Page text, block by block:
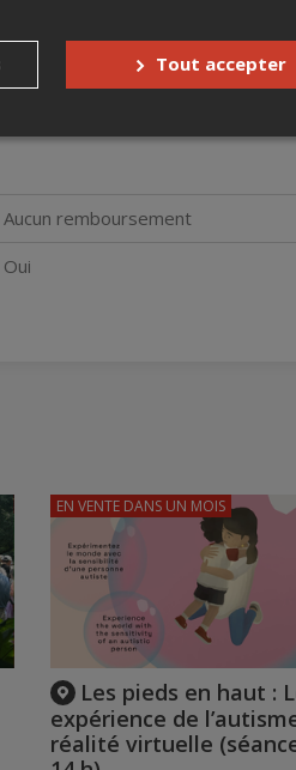
pour
Aucun remboursement
Oui
Les pieds en haut :
expérience de
réalité virtuelle
EN VENTE DANS UN MOIS
Tout accepter